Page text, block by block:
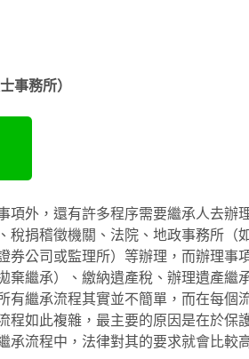
事務所）
項外，還有許多程序需要繼承人去辦
稅捐稽徵機關、法院、地政事務所（
券公司或監理所）等辦理，而辦理事
棄繼承）、繳納遺產稅、辦理遺產繼
有繼承流程其實並不簡單，而在每個
程如此複雜，最主要的原因是在於保
承流程中，法律對其的要求就會比較